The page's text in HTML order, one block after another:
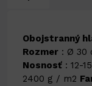
Obojstranný
Rozmer : Ø 30
Nosnosť : 12-
2400 g / m2